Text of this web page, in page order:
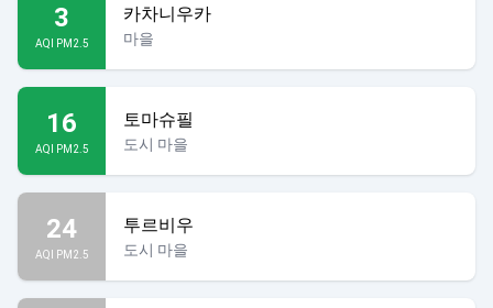
3
AQI PM2.5
카차니우카
마을
16
AQI PM2.5
토마슈필
도시 마을
24
AQI PM2.5
투르비우
도시 마을